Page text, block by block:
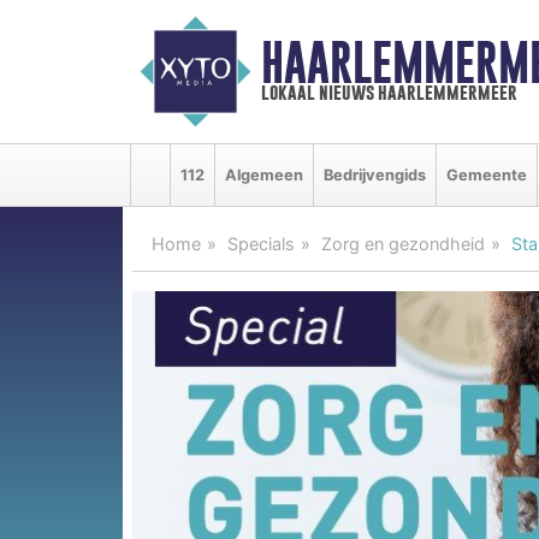
lokaal nieuws haarlemmermeer
112 Algemeen Bedrijvengids Gemeente
Home Specials Zorg en gezondheid